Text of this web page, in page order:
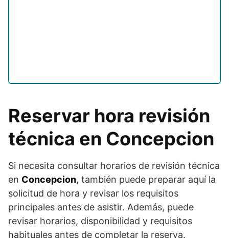
Reservar hora revisión
técnica en Concepcion
Si necesita consultar horarios de revisión técnica
en Concepcion, también puede preparar aquí la
solicitud de hora y revisar los requisitos
principales antes de asistir. Además, puede
revisar horarios, disponibilidad y requisitos
habituales antes de completar la reserva.